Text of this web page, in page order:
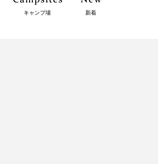
キャンプ場 新着